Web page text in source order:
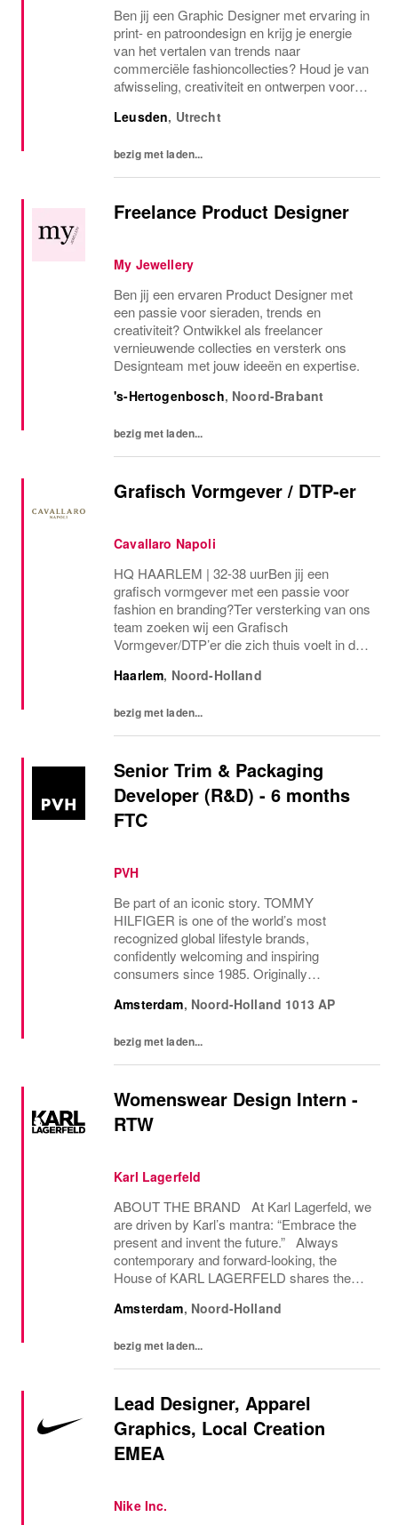
Ben jij een Graphic Designer met ervaring in
print- en patroondesign en krijg je energie
van het vertalen van trends naar
commerciële fashioncollecties? Houd je van
afwisseling, creativiteit en ontwerpen voor
maken we graag kennis met je. Bij Fashion
Leusden, Utrecht
bezig met laden...
Freelance Product Designer
My Jewellery
Ben jij een ervaren Product Designer met
een passie voor sieraden, trends en
creativiteit? Ontwikkel als freelancer
vernieuwende collecties en versterk ons
Designteam met jouw ideeën en expertise.
's-Hertogenbosch, Noord-Brabant
bezig met laden...
Grafisch Vormgever / DTP-er
Cavallaro Napoli
HQ HAARLEM | 32-38 uurBen jij een
grafisch vormgever met een passie voor
fashion en branding?Ter versterking van ons
team zoeken wij een Grafisch
Vormgever/DTP’er die zich thuis voelt in de
vindt om in een hechte, informele omgeving
Haarlem, Noord-Holland
bezig met laden...
Senior Trim & Packaging
Developer (R&D) - 6 months
FTC
PVH
Be part of an iconic story. TOMMY
HILFIGER is one of the world’s most
recognized global lifestyle brands,
confidently welcoming and inspiring
consumers since 1985. Originally
with the vibrant spirit of Am...
Amsterdam, Noord-Holland 1013 AP
bezig met laden...
Womenswear Design Intern -
RTW
Karl Lagerfeld
ABOUT THE BRAND At Karl Lagerfeld, we
are driven by Karl’s mantra: “Embrace the
present and invent the future.” Always
contemporary and forward-looking, the
House of KARL LAGERFELD shares the
iconic founder, Karl Lagerfeld. We are the
Amsterdam, Noord-Holland
bezig met laden...
Lead Designer, Apparel
Graphics, Local Creation
EMEA
Nike Inc.